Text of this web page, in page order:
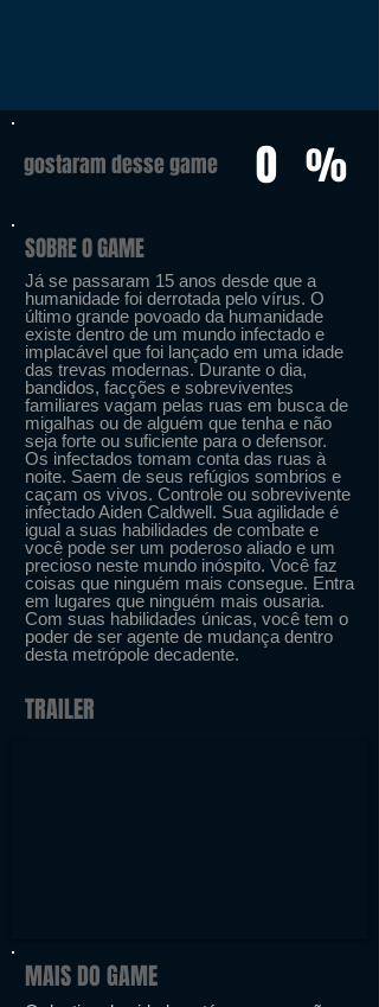
gostaram desse game 0 %
SOBRE O GAME
Já se passaram 15 anos desde que a
humanidade foi derrotada pelo vírus. O
último grande povoado da humanidade
existe dentro de um mundo infectado e
implacável que foi lançado em uma idade
das trevas modernas. Durante o dia,
bandidos, facções e sobreviventes
familiares vagam pelas ruas em busca de
migalhas ou de alguém que tenha e não
seja forte ou suficiente para o defensor.
Os infectados tomam conta das ruas à
noite. Saem de seus refúgios sombrios e
caçam os vivos. Controle ou sobrevivente
infectado Aiden Caldwell. Sua agilidade é
igual a suas habilidades de combate e
você pode ser um poderoso aliado e um
precioso neste mundo inóspito. Você faz
coisas que ninguém mais consegue. Entra
em lugares que ninguém mais ousaria.
Com suas habilidades únicas, você tem o
poder de ser agente de mudança dentro
desta metrópole decadente.
TRAILER
MAIS DO GAME